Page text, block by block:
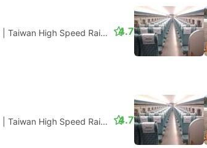
| Taiwan High Speed Rail | Pociąg #849| Miejsce
4.7
| Taiwan High Speed Rail | Pociąg #853| Miejsce
4.7